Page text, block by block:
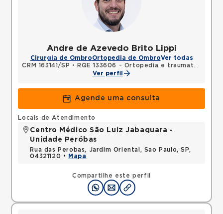
Andre de Azevedo Brito Lippi
Cirurgia de OmbroOrtopedia de OmbroVer todas
CRM 163141/SP •
RQE 133606 - Ortopedia e traumatologia
Ver perfil
Agende uma consulta
Compartilhe este perfil
Locais de Atendimento
Centro Médico São Luiz Jabaquara -
Unidade Peróbas
Rua das Perobas, Jardim Oriental, Sao Paulo, SP,
04321120 •
Mapa